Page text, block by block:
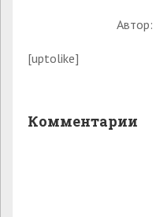
Автор:
[uptolike]
Комментарии